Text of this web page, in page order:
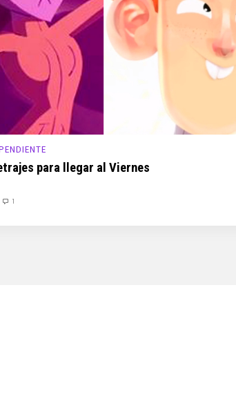
para llegar al Viernes
1